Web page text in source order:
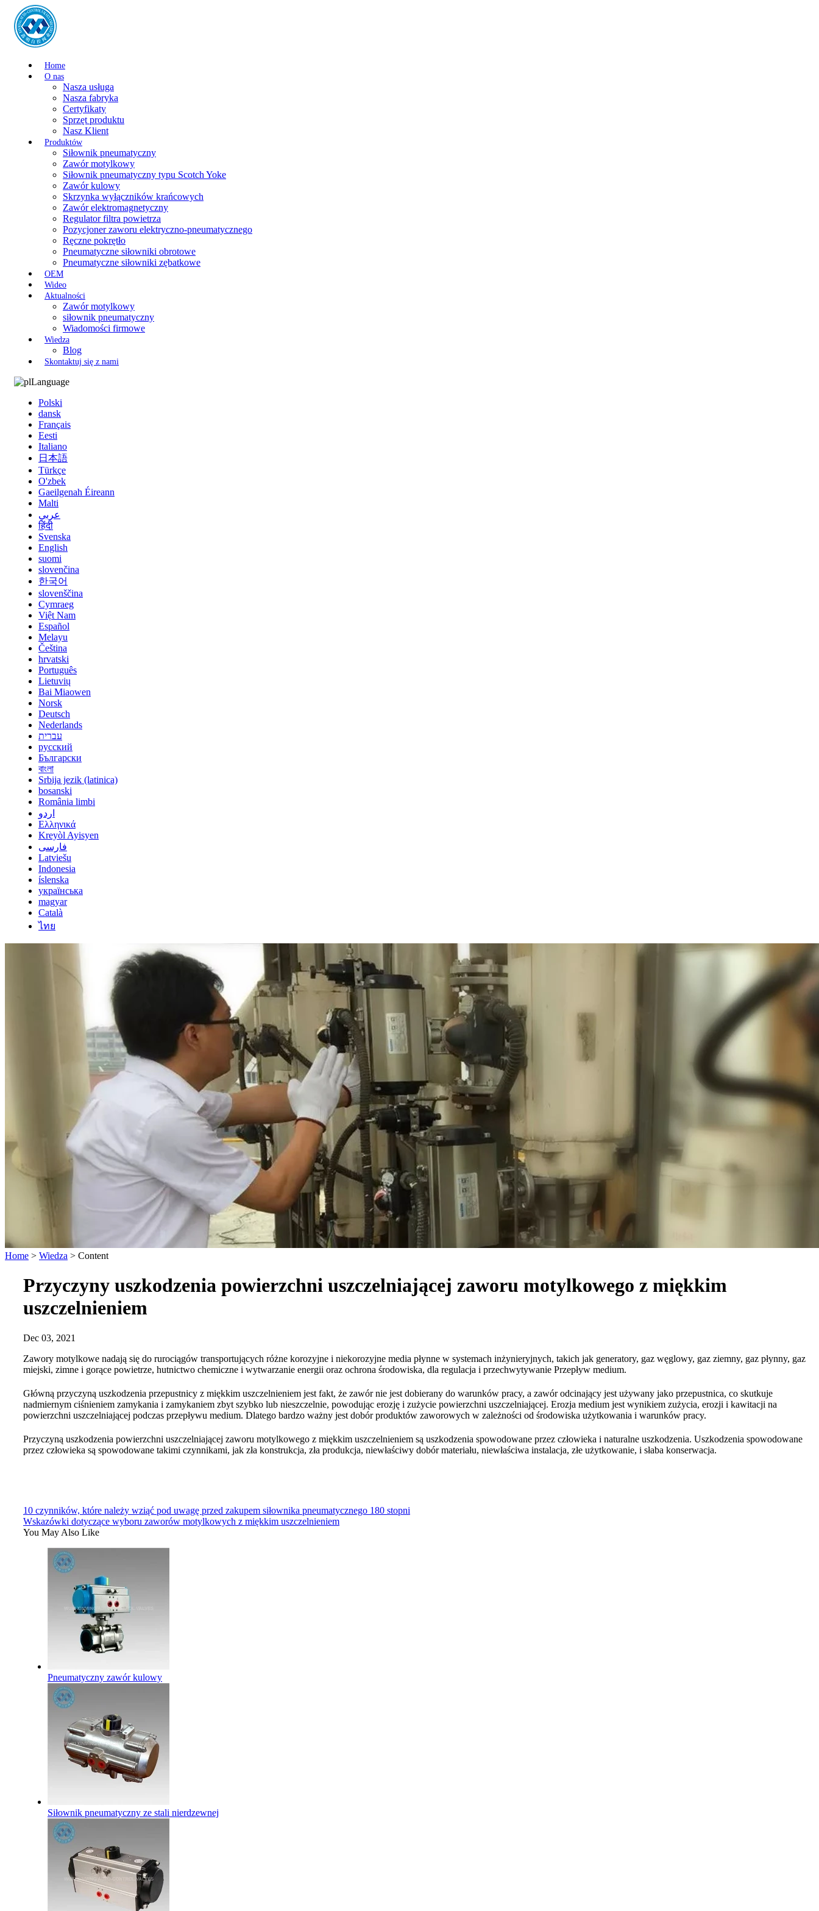
Home
O nas
Nasza usługa
Nasza fabryka
Certyfikaty
Sprzęt produktu
Nasz Klient
Produktów
Siłownik pneumatyczny
Zawór motylkowy
Siłownik pneumatyczny typu Scotch Yoke
Zawór kulowy
Skrzynka wyłączników krańcowych
Zawór elektromagnetyczny
Regulator filtra powietrza
Pozycjoner zaworu elektryczno-pneumatycznego
Ręczne pokrętło
Pneumatyczne siłowniki obrotowe
Pneumatyczne siłowniki zębatkowe
OEM
Wideo
Aktualności
Zawór motylkowy
siłownik pneumatyczny
Wiadomości firmowe
Wiedza
Blog
Skontaktuj się z nami
Language
Polski
dansk
Français
Eesti
Italiano
日本語
Türkçe
O'zbek
Gaeilgenah Éireann
Malti
عربي
हिंदी
Svenska
English
suomi
slovenčina
한국어
slovenščina
Cymraeg
Việt Nam
Español
Melayu
Čeština
hrvatski
Português
Lietuvių
Bai Miaowen
Norsk
Deutsch
Nederlands
עברית
русский
Български
বাংলা
Srbija jezik (latinica)
bosanski
România limbi
اردو
Ελληνικά
Kreyòl Ayisyen
فارسی
Latviešu
Indonesia
íslenska
українська
magyar
Català
ไทย
Home > Wiedza > Content
Przyczyny uszkodzenia powierzchni uszczelniającej zaworu motylkowego z miękkim
uszczelnieniem
Dec 03, 2021
Zawory motylkowe nadają się do rurociągów transportujących różne korozyjne i niekorozyjne media płynne w systemach inżynieryjnych, takich jak generatory, gaz węglowy, gaz ziemny, gaz płynny, gaz
miejski, zimne i gorące powietrze, hutnictwo chemiczne i wytwarzanie energii oraz ochrona środowiska, dla regulacja i przechwytywanie Przepływ medium.
Główną przyczyną uszkodzenia przepustnicy z miękkim uszczelnieniem jest fakt, że zawór nie jest dobierany do warunków pracy, a zawór odcinający jest używany jako przepustnica, co skutkuje
nadmiernym ciśnieniem zamykania i zamykaniem zbyt szybko lub nieszczelnie, powodując erozję i zużycie powierzchni uszczelniającej. Erozja medium jest wynikiem zużycia, erozji i kawitacji na
powierzchni uszczelniającej podczas przepływu medium. Dlatego bardzo ważny jest dobór produktów zaworowych w zależności od środowiska użytkowania i warunków pracy.
Przyczyną uszkodzenia powierzchni uszczelniającej zaworu motylkowego z miękkim uszczelnieniem są uszkodzenia spowodowane przez człowieka i naturalne uszkodzenia. Uszkodzenia spowodowane
przez człowieka są spowodowane takimi czynnikami, jak zła konstrukcja, zła produkcja, niewłaściwy dobór materiału, niewłaściwa instalacja, złe użytkowanie, i słaba konserwacja.
10 czynników, które należy wziąć pod uwagę przed zakupem siłownika pneumatycznego 180 stopni
Wskazówki dotyczące wyboru zaworów motylkowych z miękkim uszczelnieniem
You May Also Like
Pneumatyczny zawór kulowy
Siłownik pneumatyczny ze stali nierdzewnej